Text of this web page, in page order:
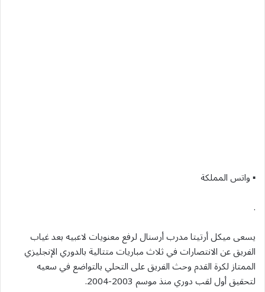
▪︎ واتس المملكة
.
يسعى ميكل أرتيتا مدرب أرسنال لرفع معنويات لاعبيه بعد غياب
الفريق عن الانتصارات في ثلاث مباريات متتالية بالدوري الإنجليزي
الممتاز لكرة القدم وحث ​الفريق على التحلي بالتواضع في سعيه
لتحقيق أول لقب دوري منذ موسم 2003-2004.